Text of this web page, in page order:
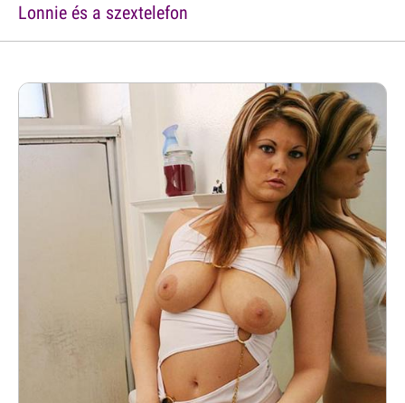
Lonnie és a szextelefon